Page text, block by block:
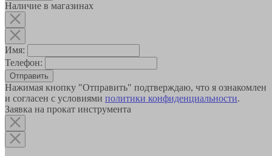
Наличие в магазинах
Имя:
Телефон:
Отправить
Нажимая кнопку "Отправить" подтверждаю, что я ознакомлен
и согласен с условиями политики конфиденциальности.
Заявка на прокат инструмента